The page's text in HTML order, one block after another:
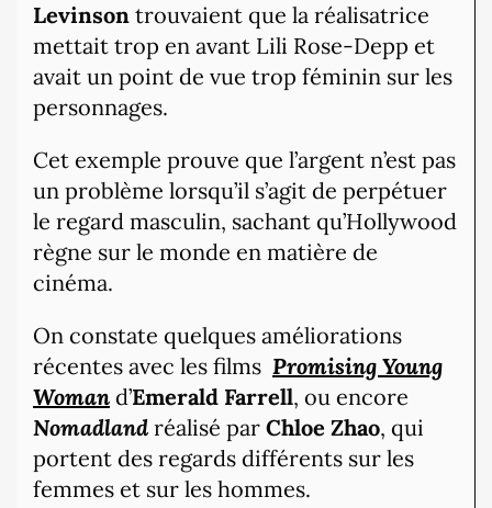
Levinson trouvaient que la réalisatrice
mettait trop en avant Lili Rose-Depp et
avait un point de vue trop féminin sur les
personnages.
Cet exemple prouve que l’argent n’est pas
un problème lorsqu’il s’agit de perpétuer
le regard masculin, sachant qu’Hollywood
règne sur le monde en matière de
cinéma.
On constate quelques améliorations
récentes avec les films Promising Young
Woman d’Emerald Farrell, ou encore
Nomadland réalisé par Chloe Zhao, qui
portent des regards différents sur les
femmes et sur les hommes.